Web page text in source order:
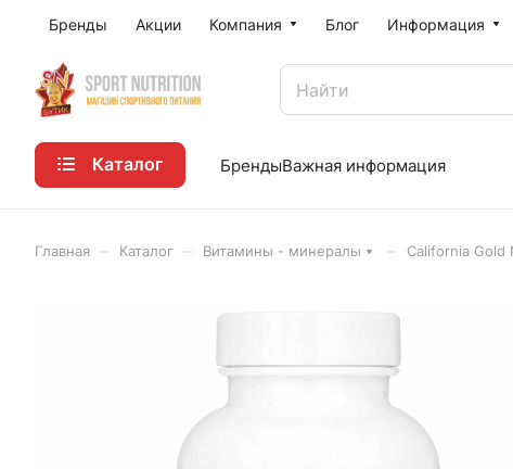
Бренды Акции Компания Блог Информация
Каталог БрендыВажная информация
Главная Каталог Витамины - минералы California Gold